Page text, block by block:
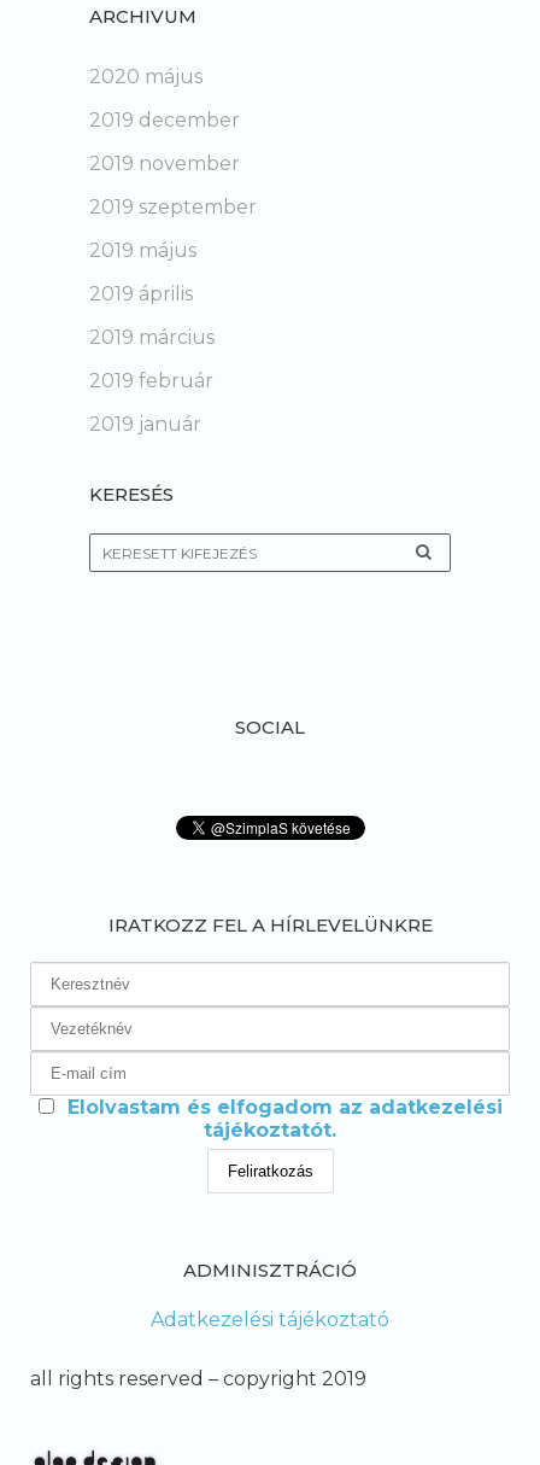
ARCHIVUM
2020 május
2019 december
2019 november
2019 szeptember
2019 május
2019 április
2019 március
2019 február
2019 január
KERESÉS
SOCIAL
IRATKOZZ FEL A HÍRLEVELÜNKRE
Elolvastam és elfogadom az adatkezelési
tájékoztatót.
ADMINISZTRÁCIÓ
Adatkezelési tájékoztató
all rights reserved – copyright 2019